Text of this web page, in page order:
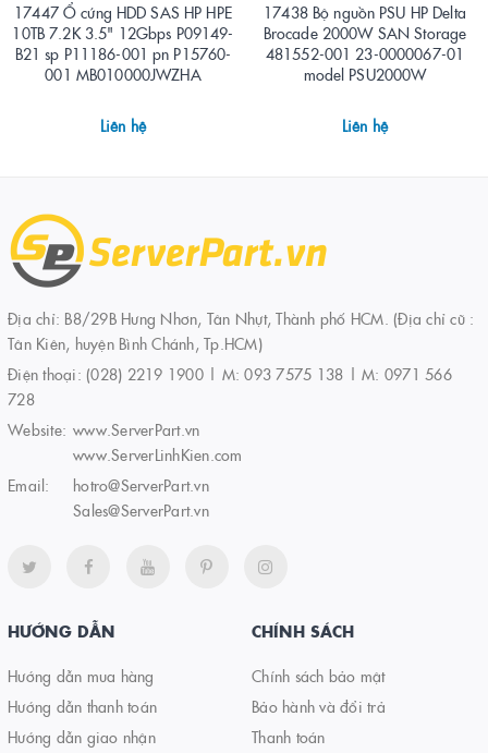
17447 Ổ cứng HDD SAS HP HPE
10TB 7.2K 3.5" 12Gbps P09149-
B21 sp P11186-001 pn P15760-
001 MB010000JWZHA
Liên hệ
17438 Bộ nguồn PSU HP Delta
Brocade 2000W SAN Storage
481552-001 23-0000067-01
model PSU2000W
Liên hệ
Địa chỉ: B8/29B Hưng Nhơn, Tân Nhựt, Thành phố HCM. (Địa chỉ cũ :
Tân Kiên, huyện Bình Chánh, Tp.HCM)
Điện thoại: (028) 2219 1900 | M: 093 7575 138 | M: 0971 566
728
Website: www.ServerPart.vn
www.ServerLinhKien.com
Email:
hotro@ServerPart.vn
Sales@ServerPart.vn
HƯỚNG DẪN
Hướng dẫn mua hàng
Hướng dẫn thanh toán
Hướng dẫn giao nhận
CHÍNH SÁCH
Chính sách bảo mật
Bảo hành và đổi trả
Thanh toán